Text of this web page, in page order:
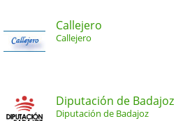
Callejero
Callejero
Diputación de Badajoz
Diputación de Badajoz